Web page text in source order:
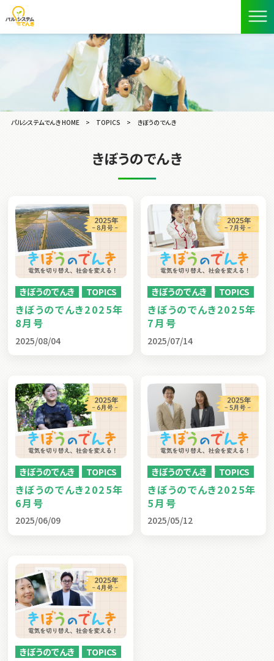
パルシステムでんき HOME > TOPICS > きぼうのでんき
きぼうのでんき
きぼうのでんき TOPICS
きぼうのでんき2025年
8月号
2025/08/04
きぼうのでんき TOPICS
きぼうのでんき2025年
7月号
2025/07/14
きぼうのでんき TOPICS
きぼうのでんき2025年
6月号
2025/06/09
きぼうのでんき TOPICS
きぼうのでんき2025年
5月号
2025/05/12
きぼうのでんき TOPICS